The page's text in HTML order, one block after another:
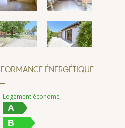
ÉNERGÉTIQUE
Logement économe
A
B